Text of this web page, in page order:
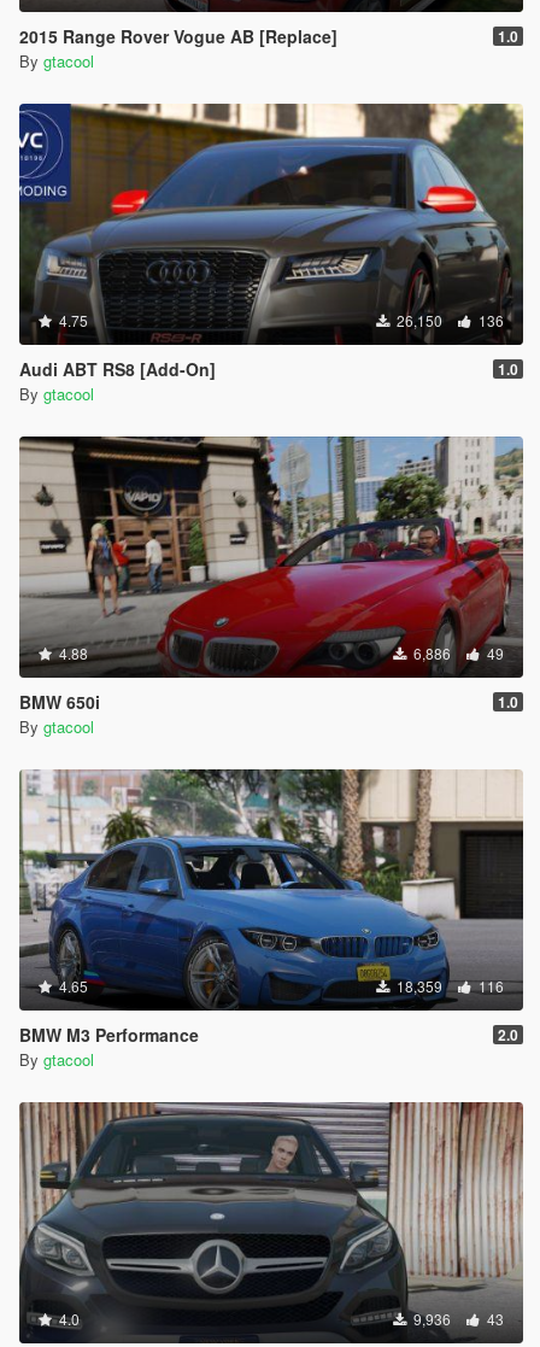
2015 Range Rover Vogue AB [Replace] 1.0
By gtacool
4.75 26,150 136
Audi ABT RS8 [Add-On] 1.0
By gtacool
4.88 6,886 49
BMW 650i 1.0
By gtacool
4.65 18,359 116
BMW M3 Performance 2.0
By gtacool
4.0 9,936 43